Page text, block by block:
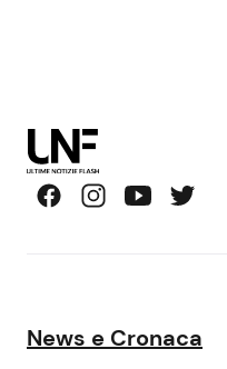
News e Cronaca